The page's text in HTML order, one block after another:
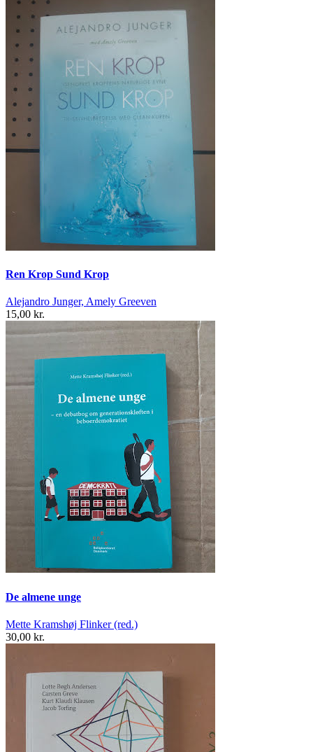
Ren Krop Sund Krop
Alejandro Junger, Amely Greeven
15,00 kr.
De almene unge
Mette Kramshøj Flinker (red.)
30,00 kr.